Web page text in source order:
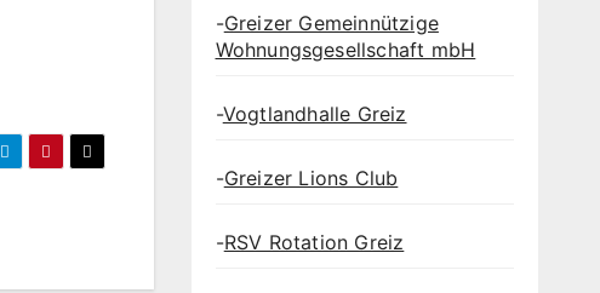
-Greizer Gemeinnützige
Wohnungsgesellschaft mbH
-Vogtlandhalle Greiz
-Greizer Lions Club
-RSV Rotation Greiz